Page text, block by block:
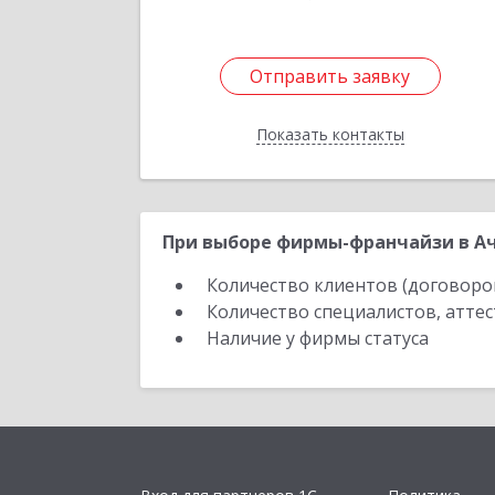
Отправить заявку
Показать контакты
Отправить заявку
Назад
При выборе фирмы-франчайзи в
Количество клиентов
Количество специалистов,
Наличие у фирмы статуса